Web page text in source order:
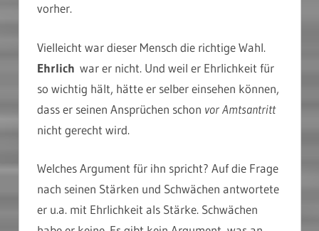
vorher.
Vielleicht war dieser Mensch die richtige Wahl.
Ehrlich war er nicht. Und weil er Ehrlichkeit für
so wichtig hält, hätte er selber einsehen können,
dass er seinen Ansprüchen schon vor Amtsantritt
nicht gerecht wird.
Welches Argument für ihn spricht? Auf die Frage
nach seinen Stärken und Schwächen antwortete
er u.a. mit Ehrlichkeit als Stärke. Schwächen